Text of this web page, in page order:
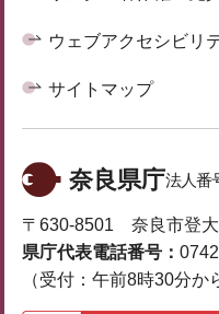
ウェブアクセシビリ
サイトマップ
奈良県庁法人番
〒630-8501 奈良市登
県庁代表電話番号：
（受付：午前8時30分か